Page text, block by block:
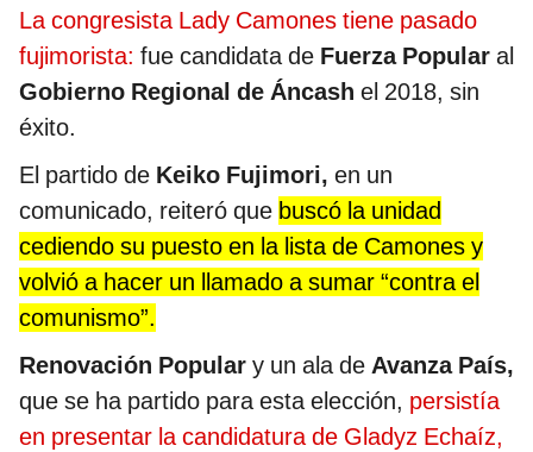
La congresista Lady Camones tiene pasado
fujimorista: fue candidata de Fuerza Popular al
Gobierno Regional de Áncash el 2018, sin
éxito.
El partido de Keiko Fujimori, en un
comunicado, reiteró que buscó la unidad
cediendo su puesto en la lista de Camones y
volvió a hacer un llamado a sumar “contra el
comunismo”.
Renovación Popular y un ala de Avanza País,
que se ha partido para esta elección, persistía
en presentar la candidatura de Gladyz Echaíz,